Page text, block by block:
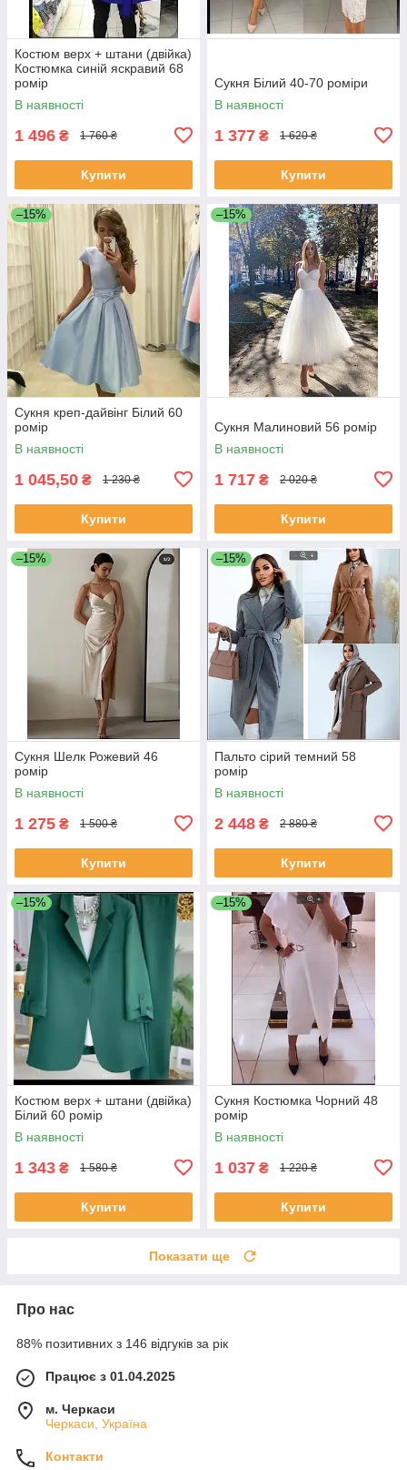
Костюм верх + штани (двійка)
Костюмка синій яскравий 68
ромір
В наявності
1 496 ₴ 1 760 ₴
Купити
Сукня Білий 40-70 роміри
В наявності
1 377 ₴ 1 620 ₴
Купити
–15%
Сукня креп-дайвінг Білий 60
ромір
В наявності
1 045,50 ₴ 1 230 ₴
Купити
–15%
Сукня Малиновий 56 ромір
В наявності
1 717 ₴ 2 020 ₴
Купити
–15%
Сукня Шелк Рожевий 46
ромір
В наявності
1 275 ₴ 1 500 ₴
Купити
–15%
Пальто сірий темний 58
ромір
В наявності
2 448 ₴ 2 880 ₴
Купити
–15%
Костюм верх + штани (двійка)
Білий 60 ромір
В наявності
1 343 ₴ 1 580 ₴
Купити
–15%
Сукня Костюмка Чорний 48
ромір
В наявності
1 037 ₴ 1 220 ₴
Купити
Показати ще
Про нас
88% позитивних з 146 відгуків за рік
Працює з 01.04.2025
м. Черкаси
Черкаси, Україна
Контакти